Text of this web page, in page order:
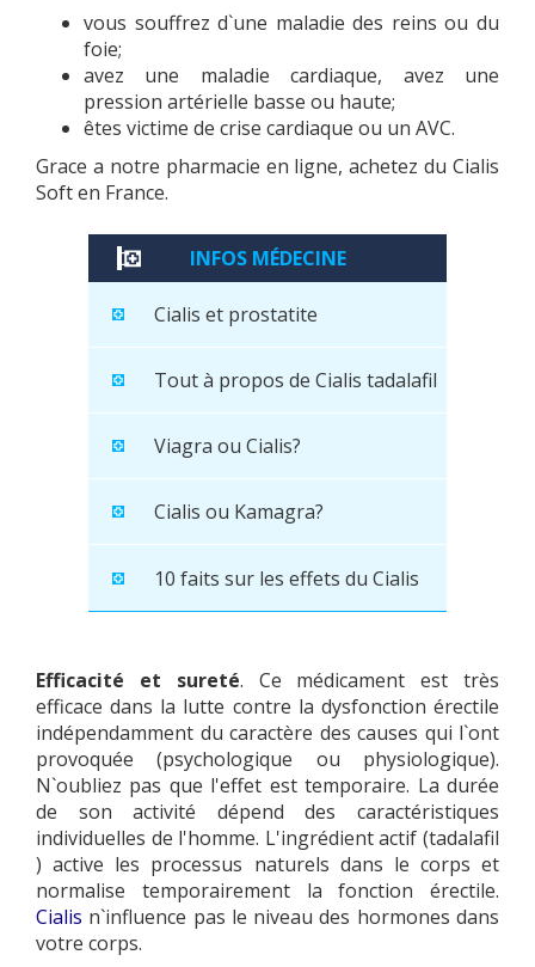
vous souffrez d`une maladie des reins ou du
foie;
avez une maladie cardiaque, avez une
pression artérielle basse ou haute;
êtes victime de crise cardiaque ou un AVC.
Grace a notre pharmacie en ligne, achetez du Cialis
Soft en France.
INFOS MÉDECINE
Cialis et prostatite
Tout à propos de Cialis tadalafil
Viagra ou Cialis?
Cialis ou Kamagra?
10 faits sur les effets du Cialis
Efficacité et sureté. Ce médicament est très
efficace dans la lutte contre la dysfonction érectile
indépendamment du caractère des causes qui l`ont
provoquée (psychologique ou physiologique).
N`oubliez pas que l'effet est temporaire. La durée
de son activité dépend des caractéristiques
individuelles de l'homme. L'ingrédient actif (tadalafil
) active les processus naturels dans le corps et
normalise temporairement la fonction érectile.
Cialis n`influence pas le niveau des hormones dans
votre corps.